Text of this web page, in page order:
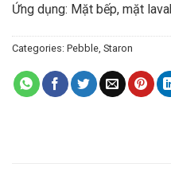
Ứng dụng: Mặt bếp, mặt
Categories: Pebble Staron